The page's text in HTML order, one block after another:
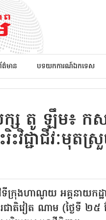
ត៌មាន បទយកការណ៍ឯកទេស
ស តូ ឡឹម៖ ក
វិជ្ជាជីវៈមុតស្
ទីក្រុងហាណូយ អគ្គនាយក
រជាតិវៀត ណាម (ថ្ងៃទី ២